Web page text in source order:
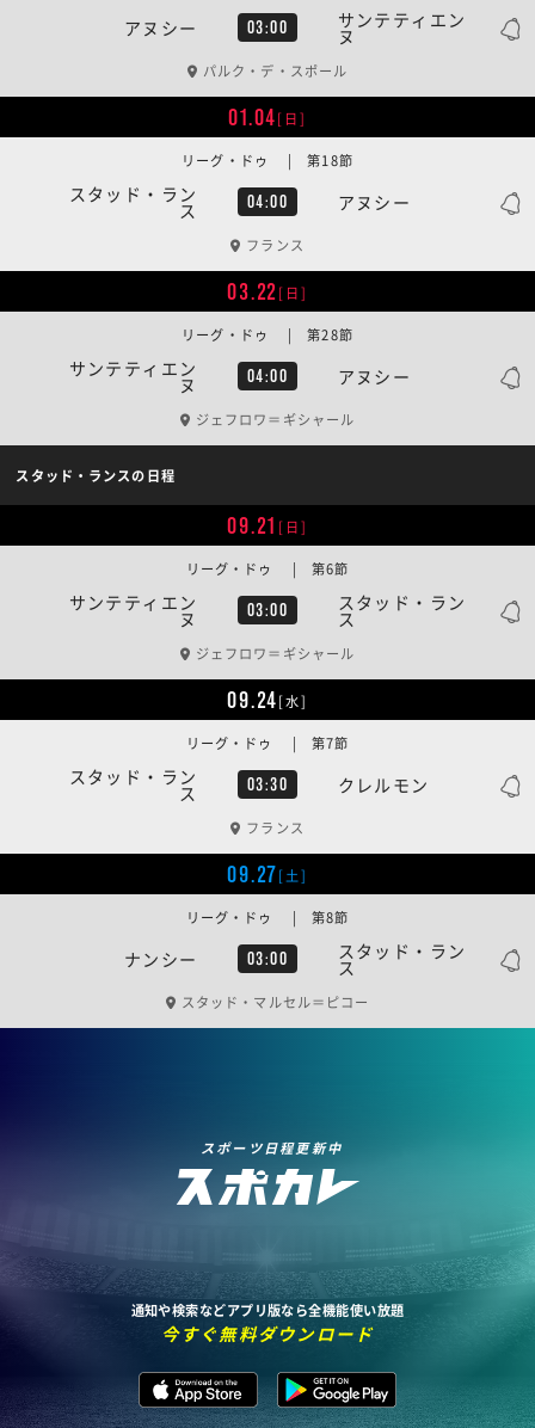
アヌシー 03:00 サンテティエン
ヌ
パルク・デ・スポール
01.04[日]
スタッド・ラン
ス 04:00 アヌシー
リーグ・ドゥ | 第18節
フランス
03.22[日]
サンテティエン
ヌ 04:00 アヌシー
リーグ・ドゥ | 第28節
ジェフロワ＝ギシャール
スタッド・ランスの日程
09.21 [日]
サンテティエン
ヌ 03:00 スタッド・ラン
ス
リーグ・ドゥ | 第6節
ジェフロワ＝ギシャール
09.24[水]
スタッド・ラン
ス 03:30 クレルモン
リーグ・ドゥ | 第7節
フランス
09.27[土]
ナンシー 03:00 スタッド・ラン
ス
リーグ・ドゥ | 第8節
スタッド・マルセル＝ピコー
スポーツ日程更新中
通知や検索などアプリ版なら全機能使い放題
今すぐ無料ダウンロード